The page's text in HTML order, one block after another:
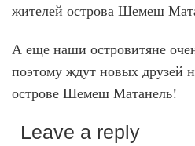
жителей острова Шемеш
А еще наши островитяне
поэтому ждут новых друзей
острове Шемеш Матанель!
Leave a reply